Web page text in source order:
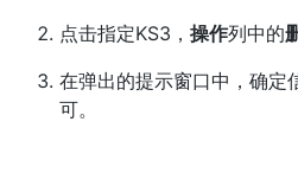
点击指定KS3， 操作列中的
在弹出的提示窗口中，确定
可。